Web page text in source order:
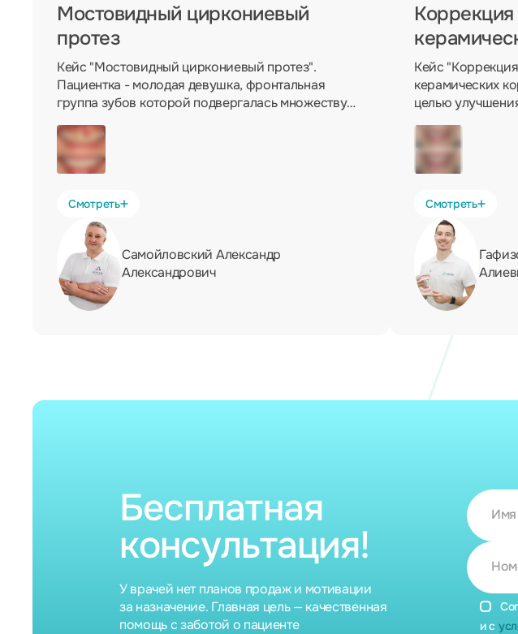
Мостовидный циркониевый
протез
Кейс "Мостовидный циркониевый протез".
Пациентка - молодая девушка, фронтальная
группа зубов которой подвергалась множеству
пациентка решила исключить, поэтому мы
подготовили 3 зуба под мостовидный
циркониевый протез, изготовили мост из
Смотреть
Самойловский Александр
Александрович
Кейс
керамических
целью
на передние
желаемого
Смотреть
Бесплатная
консультация!
У врачей нет планов продаж и мотивации
за назначение. Главная цель — качественная
помощь с заботой о пациенте
Имя
и с